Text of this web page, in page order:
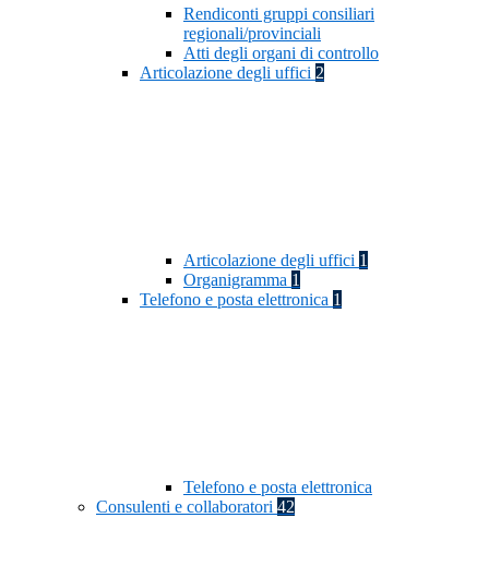
Rendiconti gruppi consiliari
regionali/provinciali
Atti degli organi di controllo
Articolazione degli uffici 2
Articolazione degli uffici 1
Organigramma 1
Telefono e posta elettronica 1
Telefono e posta elettronica
Consulenti e collaboratori 42